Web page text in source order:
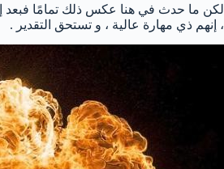
لكن ما حدث في هنا عكس ذلك تمامًا فبعد
، إنهم ذي مهارة عالية ، و تستحق التقدير .